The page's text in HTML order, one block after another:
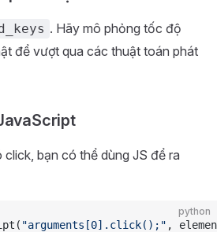
. Hãy mô phỏng tốc độ
để vượt qua các thuật toán phát
bạn có thể dùng JS để ra
python
"arguments[0].click();" ,